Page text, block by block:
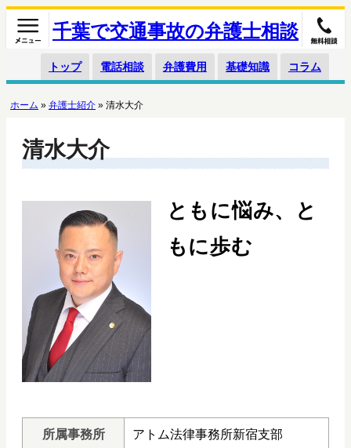
千葉で交通事故の弁護士相談
トップ 電話相談 弁護費用 基礎知識 コラム
ホーム » 弁護士紹介 » 清水大介
清水大介
ともに悩み、と
もに歩む
所属事務所 アトム法律事務所新宿支部